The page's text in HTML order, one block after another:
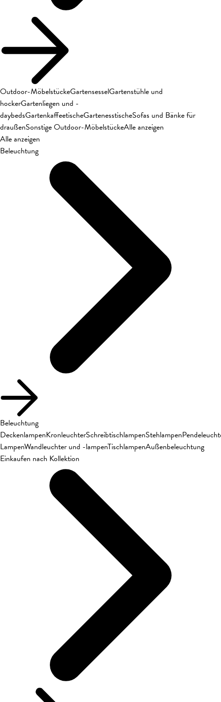
Outdoor-MöbelstückeGartensesselGartenstühle und
hockerGartenliegen und -
daybedsGartenkaffeetischeGartenesstischeSofas und Bänke für
draußenSonstige Outdoor-MöbelstückeAlle anzeigen
Alle anzeigen
Beleuchtung
Beleuchtung
DeckenlampenKronleuchterSchreibtischlampenStehlampen
LampenWandleuchter und -lampenTischlampenAußenbeleuchtung
Einkaufen nach Kollektion